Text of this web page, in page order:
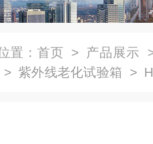
置： 首页 > 产品展示
> 紫外线老化试验箱 >